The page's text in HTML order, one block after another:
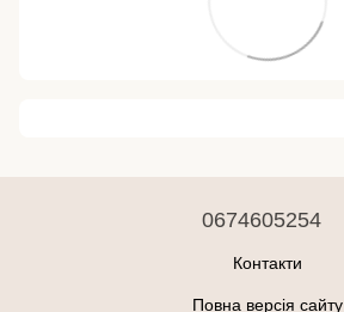
0674605254
Контакти
Повна версія сайту